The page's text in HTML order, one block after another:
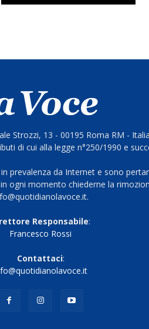
Strozzi, 13 - 00195 Roma RM -
di cui alla legge n°250/1990 e
prevalenza da Internet e sono
ogni momento chiederne la
Responsabile:
Francesco Rossi
Contattaci: